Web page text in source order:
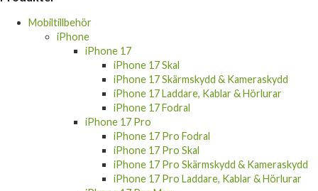
iPhone 17
iPhone 17 Skal
iPhone 17 Skärmskydd & Kameraskydd
iPhone 17 Laddare, Kablar & Hörlurar
iPhone 17 Fodral
iPhone 17 Pro